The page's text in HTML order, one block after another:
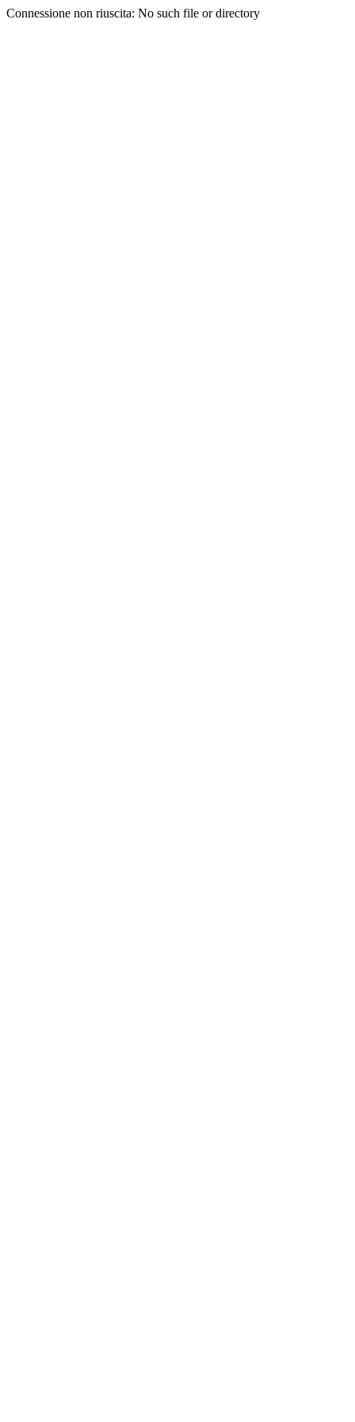
Connessione non riuscita: No such file or directory